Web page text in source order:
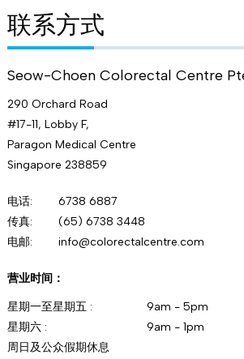
联系方式
Seow-Choen Colorectal Centre
290 Orchard Road
#17-11, Lobby F,
Paragon Medical Centre
Singapore 238859
电话:
6738 6887
传真:
(65) 6738 3448
电邮:
info@colorectalcentre.com
营业时间：
星期一至星期五 :
9am - 5pm
星期六 :
9am - 1pm
周日及公众假期休息